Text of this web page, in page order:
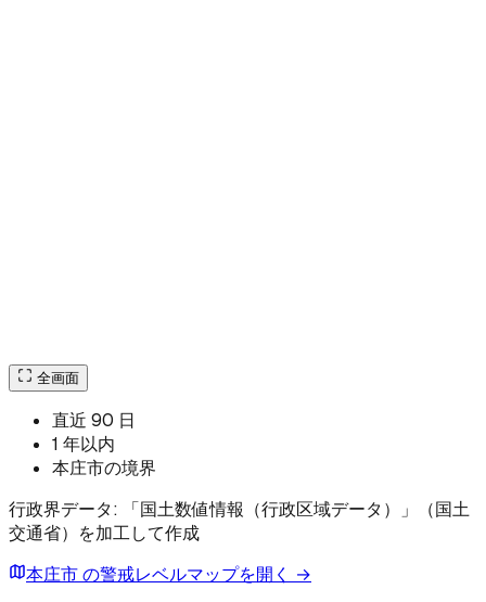
全画面
直近 90 日
1 年以内
本庄市の境界
行政界データ: 「国土数値情報（行政区域データ）」（国土
交通省）を加工して作成
本庄市 の警戒レベルマップを開く →